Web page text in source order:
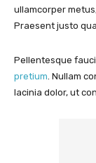
ullamcorper
Praesent justo
Pellentesque
pretium. Nullam
lacinia dolor, ut